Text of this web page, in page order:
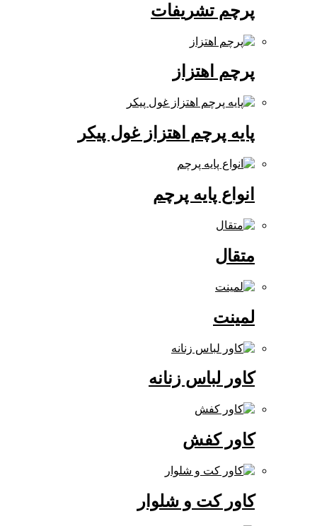
پرچم تشریفات
پرچم اهتزاز
پایه پرچم اهتزاز غول پیکر
انواع پایه پرچم
کاور لباس زنانه
کاور کفش
کاور کت و شلوار